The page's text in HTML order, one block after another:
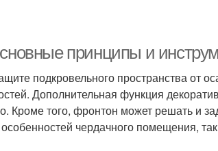
принципы и
подкровельного пространства от
Дополнительная функция
Кроме того, фронтон может решать и
чердачного помещения,